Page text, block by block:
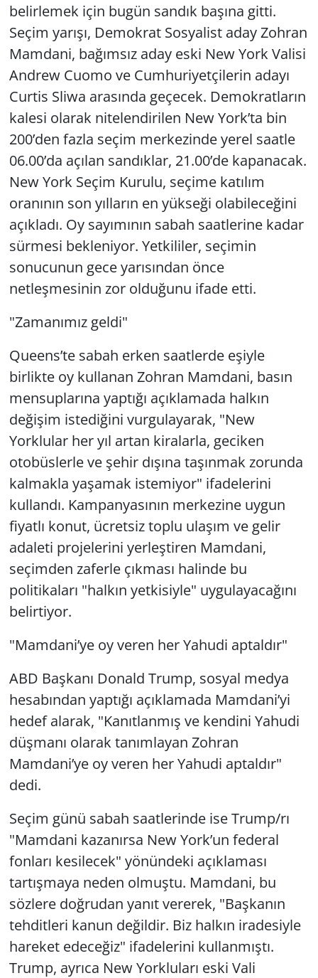
belirlemek için bugün sandık başına gitti.
Seçim yarışı, Demokrat Sosyalist aday Zohran
Mamdani, bağımsız aday eski New York Valisi
Andrew Cuomo ve Cumhuriyetçilerin adayı
Curtis Sliwa arasında geçecek. Demokratların
kalesi olarak nitelendirilen New York’ta bin
200’den fazla seçim merkezinde yerel saatle
06.00’da açılan sandıklar, 21.00’de kapanacak.
New York Seçim Kurulu, seçime katılım
oranının son yılların en yükseği olabileceğini
açıkladı. Oy sayımının sabah saatlerine kadar
sürmesi bekleniyor. Yetkililer, seçimin
sonucunun gece yarısından önce
netleşmesinin zor olduğunu ifade etti.
"Zamanımız geldi"
Queens’te sabah erken saatlerde eşiyle
birlikte oy kullanan Zohran Mamdani, basın
mensuplarına yaptığı açıklamada halkın
değişim istediğini vurgulayarak, "New
Yorklular her yıl artan kiralarla, geciken
otobüslerle ve şehir dışına taşınmak zorunda
kalmakla yaşamak istemiyor" ifadelerini
kullandı. Kampanyasının merkezine uygun
fiyatlı konut, ücretsiz toplu ulaşım ve gelir
adaleti projelerini yerleştiren Mamdani,
seçimden zaferle çıkması halinde bu
politikaları "halkın yetkisiyle" uygulayacağını
belirtiyor.
"Mamdani’ye oy veren her Yahudi aptaldır"
ABD Başkanı Donald Trump, sosyal medya
hesabından yaptığı açıklamada Mamdani’yi
hedef alarak, "Kanıtlanmış ve kendini Yahudi
düşmanı olarak tanımlayan Zohran
Mamdani’ye oy veren her Yahudi aptaldır"
dedi.
Seçim günü sabah saatlerinde ise Trump/rı
"Mamdani kazanırsa New York’un federal
fonları kesilecek" yönündeki açıklaması
tartışmaya neden olmuştu. Mamdani, bu
sözlere doğrudan yanıt vererek, "Başkanın
tehditleri kanun değildir. Biz halkın iradesiyle
hareket edeceğiz" ifadelerini kullanmıştı.
Trump, ayrıca New Yorkluları eski Vali